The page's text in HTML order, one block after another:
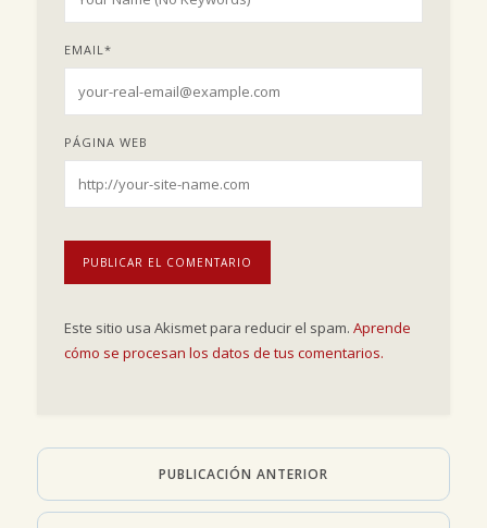
EMAIL*
PÁGINA WEB
Este sitio usa Akismet para reducir el spam. Aprende
cómo se procesan los datos de tus comentarios.
PUBLICACIÓN ANTERIOR